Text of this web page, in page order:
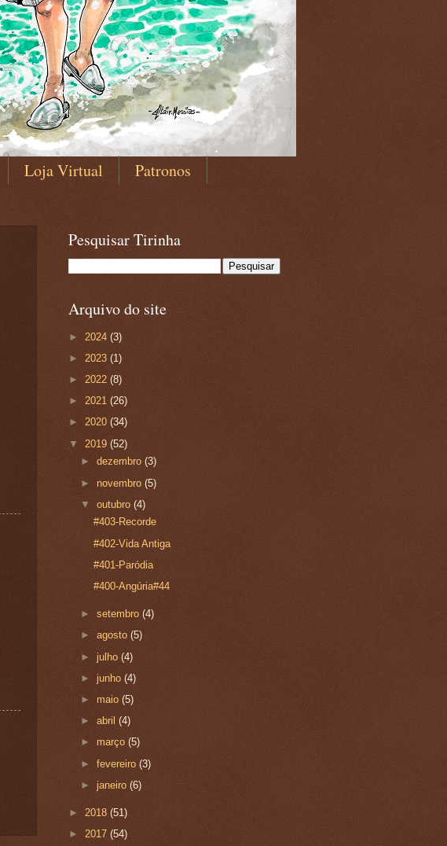
Loja Virtual Patronos
Pesquisar Tirinha
Arquivo do site
► 2024 (3)
► 2023 (1)
► 2022 (8)
► 2021 (26)
► 2020 (34)
▼ 2019 (52)
►dezembro(3)
► novembro(5)
▼outubro(4)
#403-Recorde
#402-Vida Antiga
#401-Paródia
#400-Angúria#44
►setembro(4)
►agosto(5)
►julho(4)
►junho(4)
► maio(5)
►abril(4)
► março(5)
►fevereiro(3)
► janeiro(6)
► 2018 (51)
► 2017 (54)